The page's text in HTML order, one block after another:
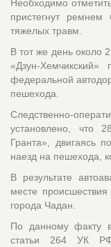
Необходимо
пристегнут ремнем
тяжелых травм.
В тот же день около
«Дзун-
федеральной
пешехода.
Следственно-
установлено, что
Гранта», двигаясь
наезд на пешехода,
В результате
месте
города Чадан.
По данному факту
статьи 264 УК